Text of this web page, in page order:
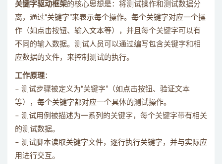
关键字驱动框架的核心思想是：将测试操作和测试数据分
离，通过“关键字”来表示每个操作。每个关键字对应一个操
作（如点击按钮、输入文本等），并且每个关键字可以有
不同的输入数据。测试人员可以通过编写包含关键字和相
应数据的文件，来控制测试的执行。
工作原理：
– 测试步骤被定义为“关键字”（如点击按钮、验证文本
等），每个关键字都对应一个具体的测试操作。
– 测试用例被描述为一系列的关键字，每个关键字带有相关
的测试数据。
– 测试脚本读取关键字文件，逐行执行关键字，并与实际应
用进行交互。